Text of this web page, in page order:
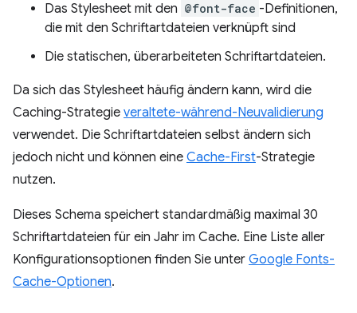
Das Stylesheet mit den @font-face -Definitionen,
die mit den Schriftartdateien verknüpft sind
Die statischen, überarbeiteten Schriftartdateien.
Da sich das Stylesheet häufig ändern kann, wird die
Caching-Strategie veraltete-während-Neuvalidierung
verwendet. Die Schriftartdateien selbst ändern sich
jedoch nicht und können eine Cache-First-Strategie
nutzen.
Dieses Schema speichert standardmäßig maximal 30
Schriftartdateien für ein Jahr im Cache. Eine Liste aller
Konfigurationsoptionen finden Sie unter Google Fonts-
Cache-Optionen.